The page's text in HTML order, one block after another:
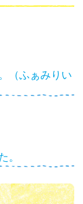
（ふぁみりい
。